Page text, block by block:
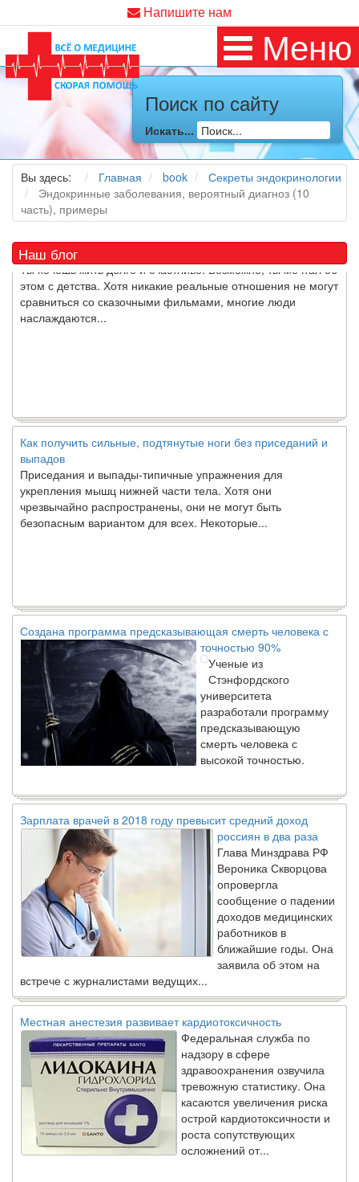
Напишите нам
Меню
Поиск по сайту
Искать...
Вы здесь: Главная book
Секреты эндокринологии
Эндокринные заболевания, вероятный диагноз (10
часть), примеры
Наш блог
В какое время дня лучше всего принимать витамины?
Если вы принимаете витаминные и минеральные добавки в
надежде укрепить свое здоровье, вы можете задаться
вопросом: “Есть ли лучшее время дня для приема
витаминов
?”
Ключ к счастливому партнерству
Ты хочешь жить долго и счастливо. Возможно, ты мечтал об
этом с детства. Хотя никакие реальные отношения не могут
сравниться со сказочными фильмами, многие люди
наслаждаются...
Как получить сильные, подтянутые ноги без приседаний и
выпадов
Приседания и выпады-типичные упражнения для
укрепления мышц нижней части тела. Хотя они
чрезвычайно распространены, они не могут быть
безопасным вариантом для всех. Некоторые...
Создана программа предсказывающая смерть человека с
точностью 90%
Ученые из
Стэнфордского
университета
разработали программу
предсказывающую
смерть человека с
высокой точностью.
Зарплата врачей в 2018 году превысит средний доход
россиян в два раза
Глава Минздрава РФ
Вероника Скворцова
опровергла
сообщение о падении
доходов медицинских
работников в
ближайшие годы. Она
заявила об этом на
Местная анестезия развивает кардиотоксичность
Федеральная служба по
надзору в сфере
здравоохранения озвучила
тревожную статистику. Она
касаются увеличения риска
острой кардиотоксичности и
роста сопутствующих
осложнений от...